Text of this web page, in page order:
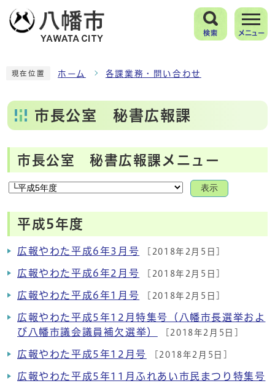
検索 メニュー
現在位置 ホーム 各課業務・問い合わせ
市長公室 秘書広報課
市長公室 秘書広報課メニュー
表示
平成5年度
広報やわた平成6年3月号 [2018年2月5日]
広報やわた平成6年2月号 [2018年2月5日]
広報やわた平成6年1月号 [2018年2月5日]
広報やわた平成5年12月特集号（八幡市長選挙およ
び八幡市議会議員補欠選挙）
[2018年2月5日]
広報やわた平成5年12月号 [2018年2月5日]
広報やわた平成5年11月ふれあい市民まつり特集号